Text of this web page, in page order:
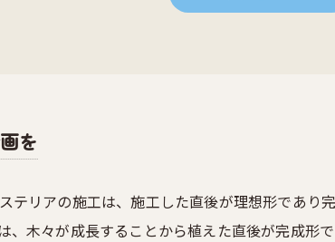
を
テリアの施工は、施工した直後が理想形であり
、木々が成長することから植えた直後が完成形